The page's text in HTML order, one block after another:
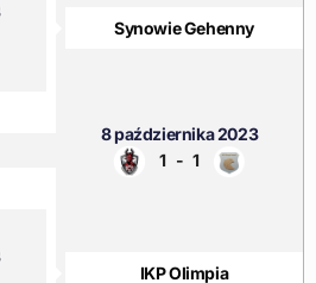
Synowie Gehenny
8 października 2023
1 - 1
IKP Olimpia